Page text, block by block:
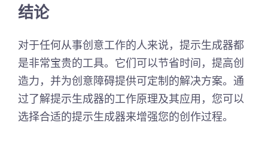
结论
对于任何从事创意工作的人来说，提示生成器都
是非常宝贵的工具。它们可以节省时间，提高创
造力，并为创意障碍提供可定制的解决方案。通
过了解提示生成器的工作原理及其应用，您可以
选择合适的提示生成器来增强您的创作过程。